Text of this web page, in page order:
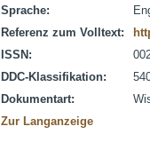
Sprache:
Referenz zum Volltext:
ISSN:
DDC-Klassifikation:
Dokumentart:
Zur Langanzeige